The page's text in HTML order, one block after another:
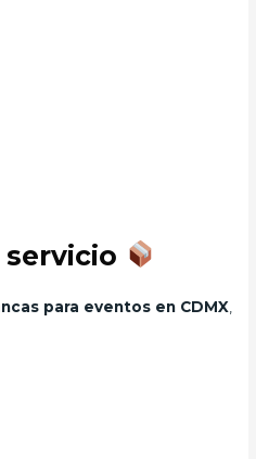
para eventos en CDMX